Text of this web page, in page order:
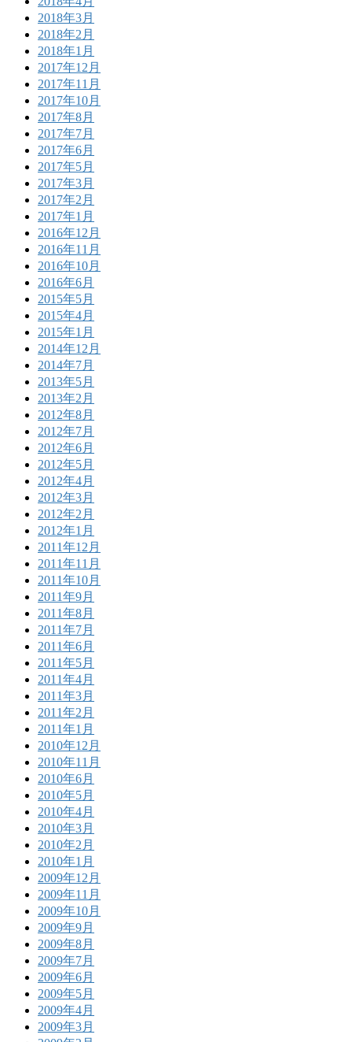
2018年3月
2018年2月
2018年1月
2017年12月
2017年11月
2017年10月
2017年8月
2017年7月
2017年6月
2017年5月
2017年3月
2017年2月
2017年1月
2016年12月
2016年11月
2016年10月
2016年6月
2015年5月
2015年4月
2015年1月
2014年12月
2014年7月
2013年5月
2013年2月
2012年8月
2012年7月
2012年6月
2012年5月
2012年4月
2012年3月
2012年2月
2012年1月
2011年12月
2011年11月
2011年10月
2011年9月
2011年8月
2011年7月
2011年6月
2011年5月
2011年4月
2011年3月
2011年2月
2011年1月
2010年12月
2010年11月
2010年6月
2010年5月
2010年4月
2010年3月
2010年2月
2010年1月
2009年12月
2009年11月
2009年10月
2009年9月
2009年8月
2009年7月
2009年6月
2009年5月
2009年4月
2009年3月